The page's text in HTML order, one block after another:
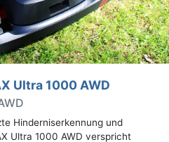
Ultra 1000 AWD
Hinderniserkennung und
Ultra 1000 AWD verspricht